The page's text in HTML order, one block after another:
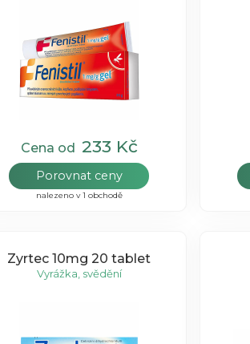
Cena od 233 Kč
Porovnat ceny
nalezeno v 1 obchodě
Zyrtec 10mg 20 tablet
Vyrážka, svědění